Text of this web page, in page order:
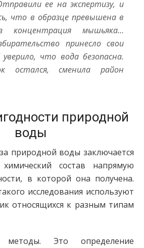
ее на экспертизу, и
что в образце превышена в
концентрация мышьяка…
принесло свои
что вода безопасна.
остался, сменила район
природной
воды
природной воды заключается
состав напрямую
в которой она получена.
исследования используют
относящихся к разным типам
методы. Это определение